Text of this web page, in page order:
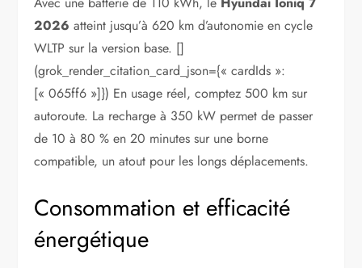
2026 atteint jusqu’à 620 km d’autonomie en cycle
WLTP sur la version base. []
(grok_render_citation_card_json={« cardIds »:
[« 065ff6 »]}) En usage réel, comptez 500 km sur
autoroute. La recharge à 350 kW permet de passer
de 10 à 80 % en 20 minutes sur une borne
compatible, un atout pour les longs déplacements.
Consommation et efficacité
énergétique